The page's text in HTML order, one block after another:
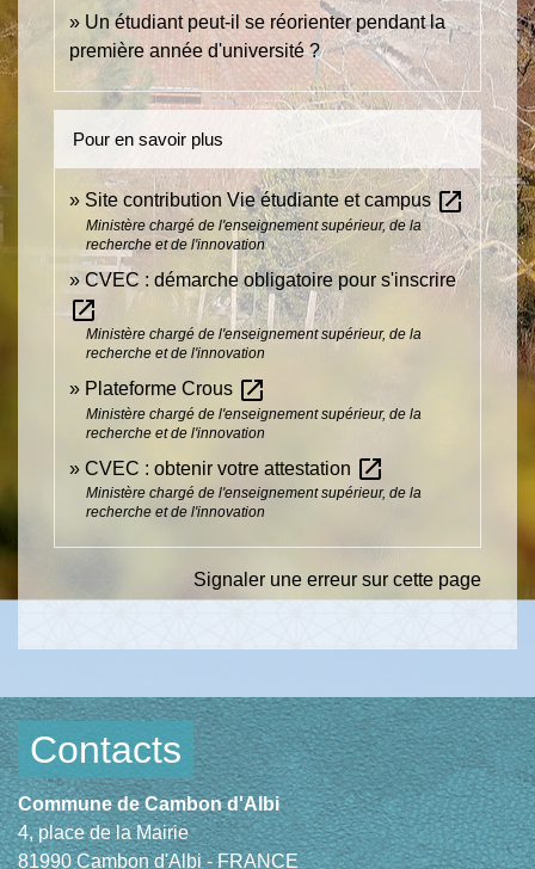
Un étudiant peut-il se réorienter pendant la
première année d'université ?
Pour en savoir plus
Site contribution Vie étudiante et campusopen_in_new
Ministère chargé de l'enseignement supérieur, de la
recherche et de l'innovation
CVEC : démarche obligatoire pour s'inscrire
open_in_new
Ministère chargé de l'enseignement supérieur, de la
recherche et de l'innovation
Plateforme Crous open_in_new
Ministère chargé de l'enseignement supérieur, de la
recherche et de l'innovation
CVEC : obtenir votre attestation open_in_new
Ministère chargé de l'enseignement supérieur, de la
recherche et de l'innovation
Signaler une erreur sur cette page
Contacts
Commune de Cambon d'Albi
4, place de la Mairie
81990 Cambon d'Albi - FRANCE